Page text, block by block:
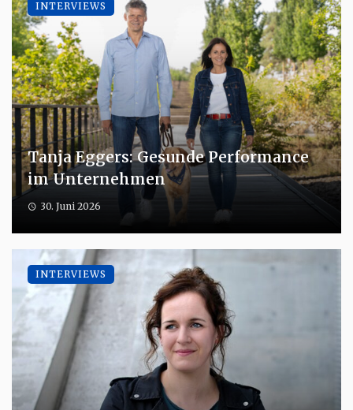
Tanja Eggers: Gesunde Performance
im Unternehmen
30. Juni 2026
INTERVIEWS
INTERVIEWS